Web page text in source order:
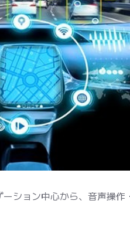
ション中心から、音声操作